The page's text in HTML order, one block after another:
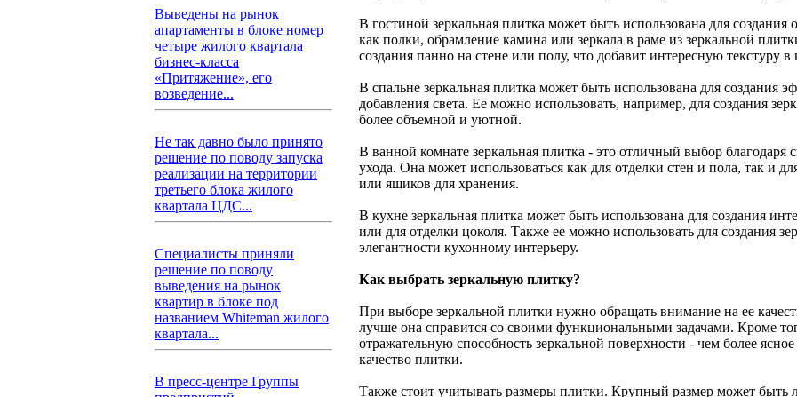
Выведены на рынок
апартаменты в блоке номер
четыре жилого квартала
бизнес-класса
«Притяжение», его
возведение...
Не так давно было принято
решение по поводу запуска
реализации на территории
третьего блока жилого
квартала ЦДС...
Специалисты приняли
решение по поводу
выведения на рынок
квартир в блоке под
названием Whiteman жилого
квартала...
В пресс-центре Группы
В гостиной зеркальная плитка может быть использована для создания
как полки, обрамление камина или зеркала в раме из зеркальной
создания панно на стене или полу, что добавит интересную текстуру в
В спальне зеркальная плитка может быть использована для создания
добавления света. Ее можно использовать, например, для создания
более объемной и уютной.
В ванной комнате зеркальная плитка - это отличный выбор благодаря
ухода. Она может использоваться как для отделки стен и пола, так и
или ящиков для хранения.
В кухне зеркальная плитка может быть использована для создания
или для отделки цоколя. Также ее можно использовать для создания
элегантности кухонному интерьеру.
Как выбрать зеркальную плитку?
При выборе зеркальной плитки нужно обращать внимание на ее
лучше она справится со своими функциональными задачами. Кроме
отражательную способность зеркальной поверхности - чем более
качество плитки.
Также стоит учитывать размеры плитки. Крупный размер может